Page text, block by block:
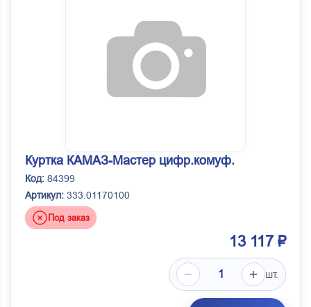
Куртка КАМАЗ-Мастер цифр.комуф.
Код: 84399
Артикул: 333.01170100
Под заказ
13 117 ₽
шт.